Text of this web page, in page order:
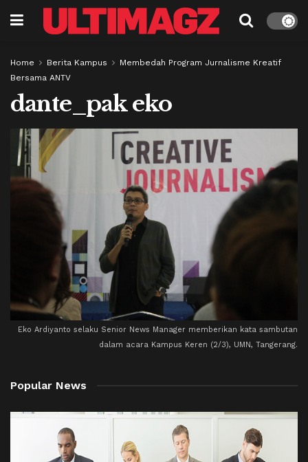
Home Berita Kampus
Membedah Program Jurnalisme Kreatif
Bersama ANTV
dante_pak eko
Eko Ardiyanto selaku Senior News Manager memberikan kata sambutan
dalam acara Kampus Keren (2/3), UMN, Tangerang.
Popular News